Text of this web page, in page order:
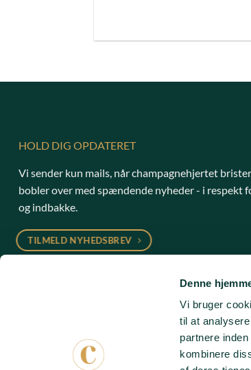
Denne
Vi bruger
til at
partnere
kombinere
HOLD DIG OPDATERET
Vi sender kun mails, når champagnehjertet
bobler over med spændende nyheder - i respekt
og indbakke.
TILMELD NYHEDSBREV